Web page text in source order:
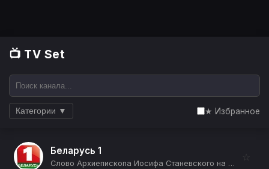
📺 TV Set
Категории ▼ ★ Избранное
Беларусь 1
Слово Архиепископа Иосифа Станевского на праздник Преображения Господня (12+)
☆